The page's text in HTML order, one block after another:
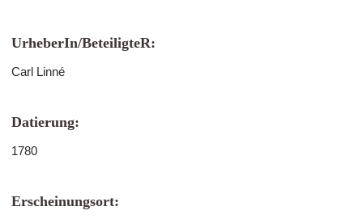
UrheberIn/BeteiligteR:
Carl Linné
Datierung:
1780
Erscheinungsort: